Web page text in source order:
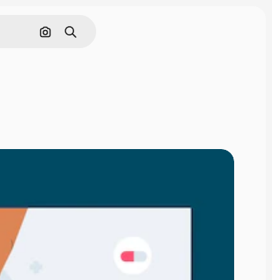
Cerca per immagine
Ricerca